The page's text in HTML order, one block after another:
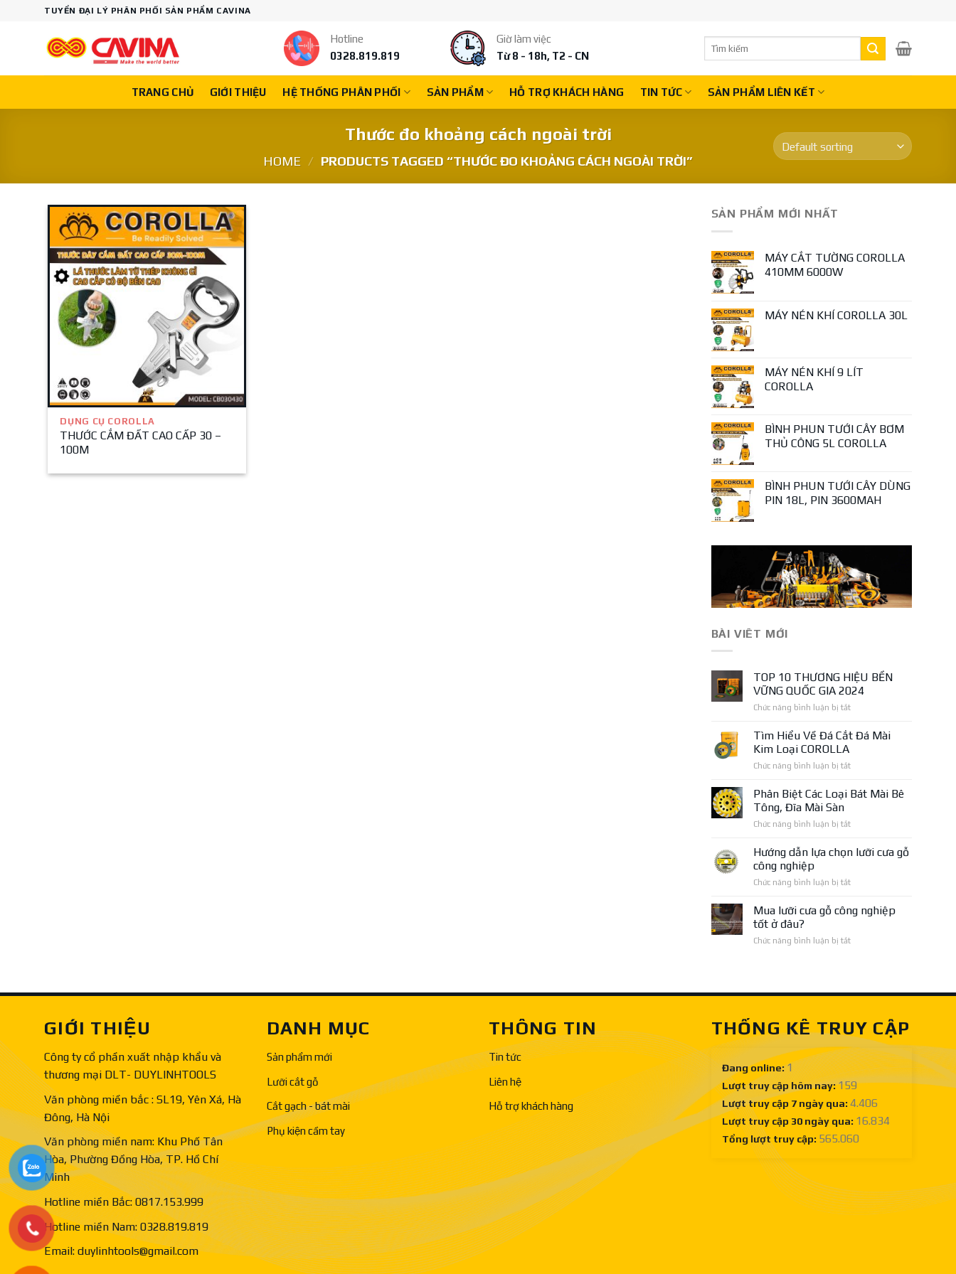
TUYỂN ĐẠI LÝ PHÂN PHỐI SẢN PHẨM CAVINA
Hotline
0328.819.819
Giờ làm việc
Từ 8 - 18h, T2 - CN
TRANG CHỦ GIỚI THIỆU HỆ THỐNG PHÂN PHỐI SẢN PHẨM HỖ TRỢ KHÁCH HÀNG TIN TỨC SẢN PHẨM LIÊN KẾT
Thước đo khoảng cách ngoài trời
HOME / PRODUCTS TAGGED “THƯỚC ĐO KHOẢNG CÁCH NGOÀI TRỜI”
DỤNG CỤ COROLLA
THƯỚC CẮM ĐẤT CAO CẤP 30 –
100M
SẢN PHẨM MỚI NHẤT
MÁY CẮT TƯỜNG COROLLA
410MM 6000W
MÁY NÉN KHÍ COROLLA 30L
MÁY NÉN KHÍ 9 LÍT
COROLLA
BÌNH PHUN TƯỚI CÂY BƠM
THỦ CÔNG 5L COROLLA
BÌNH PHUN TƯỚI CÂY DÙNG
PIN 18L, PIN 3600MAH
BÀI VIÊT MỚI
TOP 10 THƯƠNG HIỆU BỀN
VỮNG QUỐC GIA 2024
Chức năng bình luận bị tắtở
10
BỀN
QUỐC
Tìm Hiểu Về Đá Cắt Đá Mài
Kim Loại COROLLA
Chức năng bình luận bị tắtở
Hiểu
Cắt
Mài
COROLLA
Phân Biệt Các Loại Bát Mài Bê
Tông, Đĩa Mài Sàn
Chức năng bình luận bị tắtở
Biệt
Bát
Bê
Mài
Hướng dẫn lựa chọn lưỡi cưa gỗ
công nghiệp
Chức năng bình luận bị tắtở
lựa
lưỡi
nghiệp
Mua lưỡi cưa gỗ công nghiệp
tốt ở đâu?
Chức năng bình luận bị tắtở
tốt
ở
đâu?
GIỚI THIỆU
Công ty cổ phần xuất nhập khẩu và
thương mại DLT- DUYLINHTOOLS
Văn phòng miền bắc : SL19, Yên Xá, Hà
Đông, Hà Nội
Văn phòng miền nam: Khu Phố Tân
Hòa, Phường Đồng Hòa, TP. Hồ Chí
Minh
Hotline miền Bắc: 0817.153.999
Hotline miền Nam: 0328.819.819
Email: duylinhtools@gmail.com
DANH MỤC
Sản phẩm mới
Lưỡi cắt gỗ
Cắt gạch - bát mài
Phụ kiện cầm tay
THÔNG TIN
Tin tức
Liên hệ
Hỗ trợ khách hàng
THỐNG KÊ TRUY CẬP
Đang online:1
Lượt truy cập hôm nay:159
Lượt truy cập 7 ngày qua: 4.406
Lượt truy cập 30 ngày qua: 16.834
Tổng lượt truy cập: 565.060